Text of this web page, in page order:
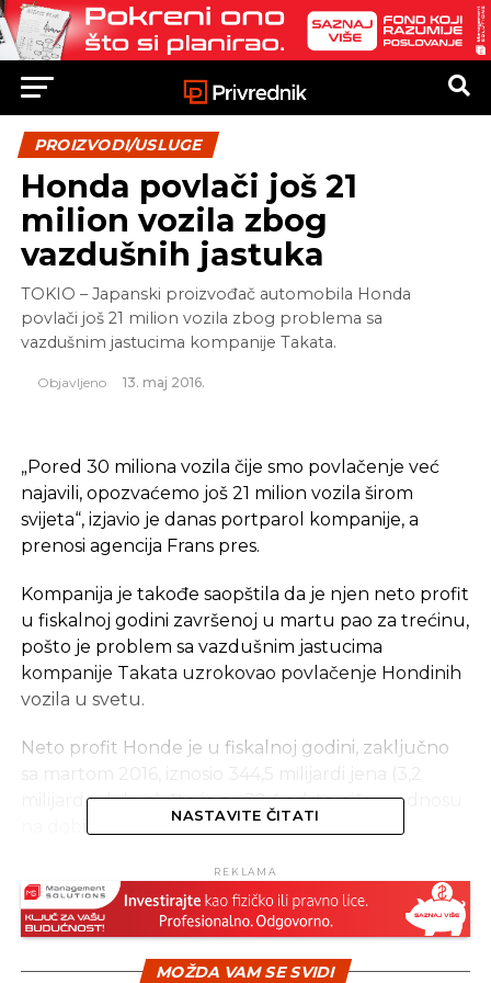
PROIZVODI/USLUGE
Honda povlači još 21
milion vozila zbog
vazdušnih jastuka
TOKIO – Japanski proizvođač automobila Honda
povlači još 21 milion vozila zbog problema sa
vazdušnim jastucima kompanije Takata.
Objavljeno 13. maj 2016.
„Pored 30 miliona vozila čije smo povlačenje već
najavili, opozvaćemo još 21 milion vozila širom
svijeta“, izjavio je danas portparol kompanije, a
prenosi agencija Frans pres.
Kompanija je takođe saopštila da je njen neto profit
u fiskalnoj godini završenoj u martu pao za trećinu,
pošto je problem sa vazdušnim jastucima
kompanije Takata uzrokovao povlačenje Hondinih
vozila u svetu.
Neto profit Honde je u fiskalnoj godini, zaključno
sa martom 2016, iznosio 344,5 milijardi jena (3,2
milijarde dolara), što je za 32,4 odsto niže u odnosu
na dobit iz prethodne godine, navodi se u
Profit iz poslovanja je pao za 24,9 odsto, na 503,4
milijarde jena, dok je godišnja prodaja porasla 9,6
odsto, na 14,6 biliona jena.
NASTAVITE ČITATI
REKLAMA
MOŽDA VAM SE SVIDI